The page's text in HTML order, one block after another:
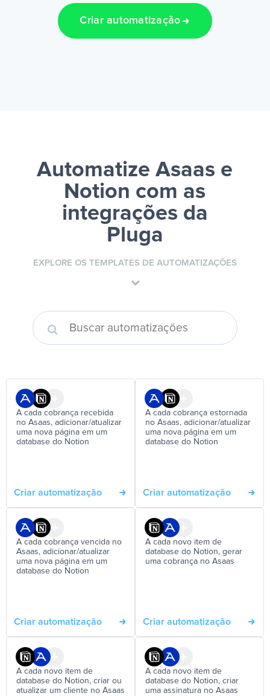
Criar automatização
Automatize Asaas e
Notion com as
integrações da
Pluga
EXPLORE OS TEMPLATES DE AUTOMATIZAÇÕES
A cada cobrança recebida
no Asaas, adicionar/atualizar
uma nova página em um
database do Notion
Criar automatização
A cada cobrança estornada
no Asaas, adicionar/atualizar
uma nova página em um
database do Notion
Criar automatização
A cada cobrança vencida no
Asaas, adicionar/atualizar
uma nova página em um
database do Notion
Criar automatização
A cada novo item de
database do Notion, gerar
uma cobrança no Asaas
Criar automatização
A cada novo item de
database do Notion, criar ou
atualizar um cliente no Asaas
A cada novo item de
database do Notion, criar
uma assinatura no Asaas